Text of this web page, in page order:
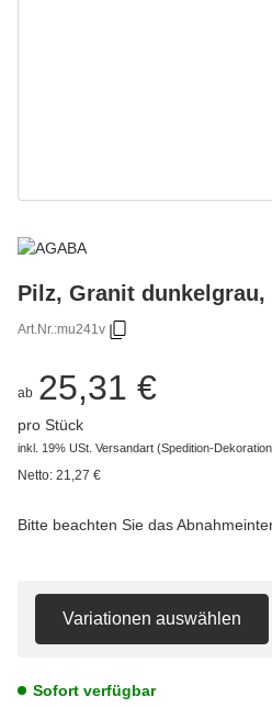
Pilz, Granit dunkelgrau,
Art.Nr.:mu241v
ab 25,31 €
pro Stück
inkl. 19% USt. Versandart (Spedition-
Netto: 21,27 €
Bitte beachten Sie das
Variationen auswählen
Sofort verfügbar